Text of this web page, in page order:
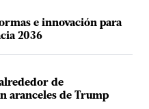
e innovación para
2036
de
aranceles de Trump